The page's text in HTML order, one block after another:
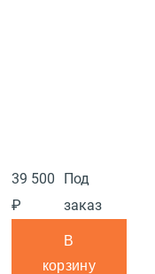
39 500
₽
Под
заказ
В
корзину